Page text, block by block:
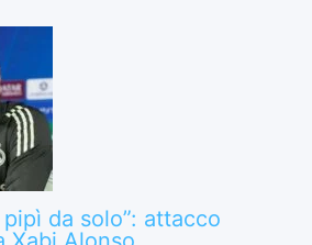
da solo”: attacco